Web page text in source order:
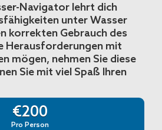
Navigator lehrt dich
unter Wasser
korrekten Gebrauch des
Herausforderungen mit
mögen, nehmen Sie diese
Sie mit viel Spaß Ihren
€200
Pro Person